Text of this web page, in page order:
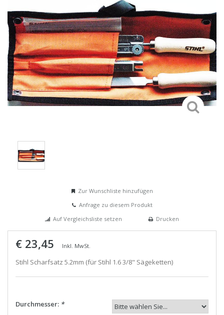
Zur Wunschliste hinzufügen
Anfrage zu diesem Produkt
Auf Vergleichsliste setzen
Drucken
€ 23,45 Inkl. MwSt.
Stihl Scharfsatz 5.2mm (für Stihl 1.6 3/8" Sägeketten)
Durchmesser: *